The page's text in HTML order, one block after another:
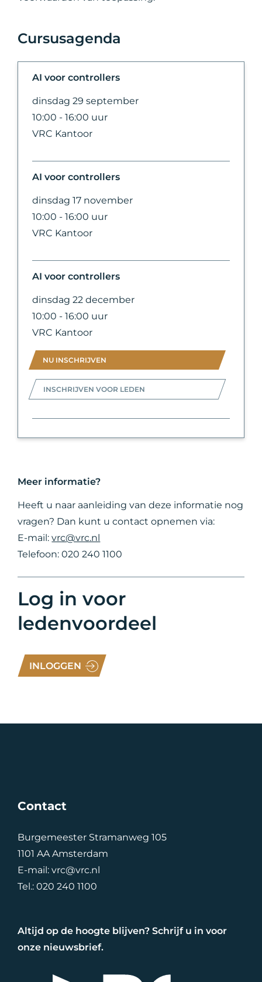
Cursusagenda
AI voor controllers
dinsdag 29 september
10:00 - 16:00 uur
VRC Kantoor
AI voor controllers
dinsdag 17 november
10:00 - 16:00 uur
VRC Kantoor
AI voor controllers
dinsdag 22 december
10:00 - 16:00 uur
VRC Kantoor
NU INSCHRIJVEN
INSCHRIJVEN VOOR LEDEN
Meer informatie?
Heeft u naar aanleiding van deze informatie nog
vragen? Dan kunt u contact opnemen via:
E-mail:vrc@vrc.nl
Telefoon: 020 240 1100
Log in voor
ledenvoordeel
INLOGGEN
Contact
Burgemeester Stramanweg 105
1101 AA Amsterdam
E-mail:vrc@vrc.nl
Tel.:020 240 1100
Altijd op de hoogte blijven? Schrijf u in voor
onze nieuwsbrief.